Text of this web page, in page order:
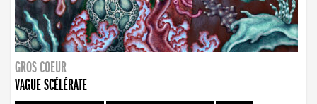
GROS COEUR
VAGUE SCÉLÉRATE